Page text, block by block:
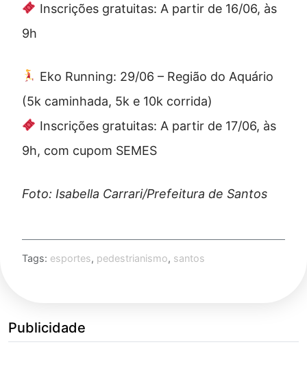
Inscrições gratuitas: A partir de 16/06, às
9h
Eko Running: 29/06 – Região do Aquário
(5k caminhada, 5k e 10k corrida)
Inscrições gratuitas: A partir de 17/06, às
9h, com cupom SEMES
Foto: Isabella Carrari/Prefeitura de Santos
Tags: esportes, pedestrianismo, santos
Publicidade